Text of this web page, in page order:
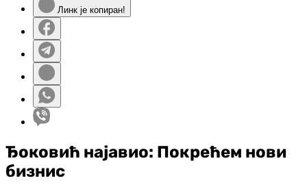
Линк је копиран!
Ђоковић најавио: Покрећем нови
бизнис